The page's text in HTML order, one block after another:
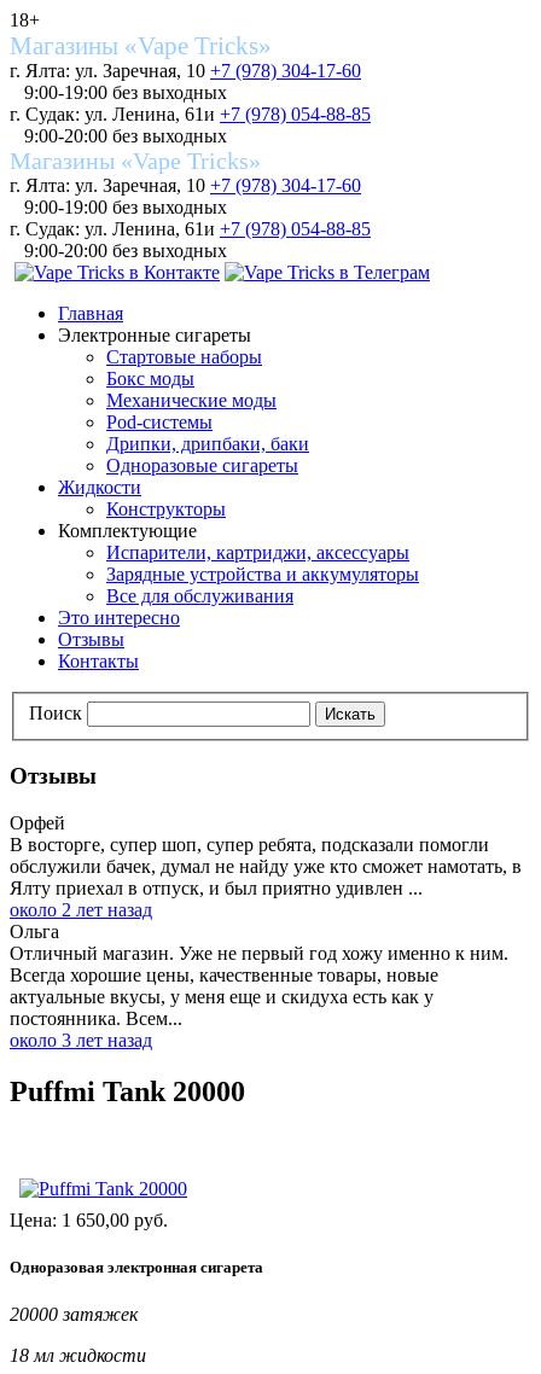
18+
Магазины «Vape Tricks»
г. Ялта: ул. Заречная, 10 +7 (978) 304-17-60
9:00-19:00 без выходных
г. Судак: ул. Ленина, 61и +7 (978) 054-88-85
9:00-20:00 без выходных
Магазины «Vape Tricks»
г. Ялта: ул. Заречная, 10 +7 (978) 304-17-60
9:00-19:00 без выходных
г. Судак: ул. Ленина, 61и +7 (978) 054-88-85
9:00-20:00 без выходных
Главная
Электронные сигареты
Стартовые наборы
Бокс моды
Механические моды
Pod-системы
Дрипки, дрипбаки, баки
Одноразовые сигареты
Жидкости
Конструкторы
Комплектующие
Испарители, картриджи, аксессуары
Зарядные устройства и аккумуляторы
Все для обслуживания
Это интересно
Отзывы
Контакты
Поиск Искать
Отзывы
Орфей
В восторге, супер шоп, супер ребята, подсказали помогли
обслужили бачек, думал не найду уже кто сможет намотать, в
Ялту приехал в отпуск, и был приятно удивлен ...
около 2 лет назад
Ольга
Отличный магазин. Уже не первый год хожу именно к ним.
Всегда хорошие цены, качественные товары, новые
актуальные вкусы, у меня еще и скидуха есть как у
постоянника. Всем...
около 3 лет назад
Puffmi Tank 20000
Цена: 1 650,00 руб.
Одноразовая электронная сигарета
20000 затяжек
18 мл жидкости